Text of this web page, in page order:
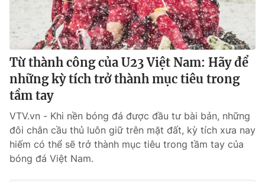
Từ thành công của U23 Việt Nam: Hãy để
những kỳ tích trở thành mục tiêu trong
tầm tay
VTV.vn - Khi nền bóng đá được đầu tư bài bản, những
đôi chân cầu thủ luôn giữ trên mặt đất, kỳ tích xưa nay
hiếm có thể sẽ trở thành mục tiêu trong tầm tay của
bóng đá Việt Nam.